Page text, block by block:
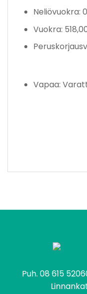
Neliövuokra:
Vuokra:
Vapaa:
Puh. 08 615